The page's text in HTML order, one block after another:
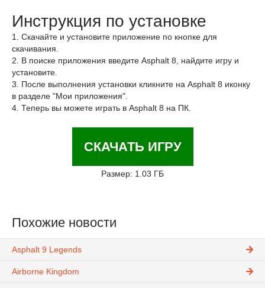
Инструкция по установке
1. Скачайте и установите приложение по кнопке для
скачивания.
2. В поиске приложения введите Asphalt 8, найдите игру и
установите.
3. После выполнения установки кликните на Asphalt 8 иконку
в разделе "Мои приложения".
4. Теперь вы можете играть в Asphalt 8 на ПК.
СКАЧАТЬ ИГРУ
Размер: 1.03 ГБ
Похожие новости
Asphalt 9 Legends
Airborne Kingdom